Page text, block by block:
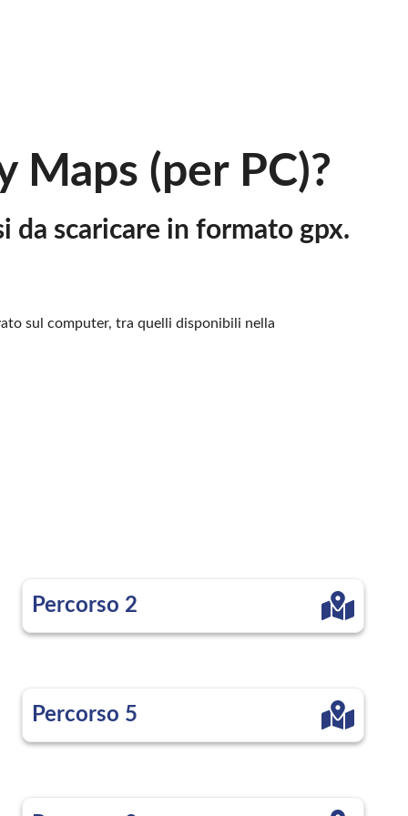
(per PC)?
da scaricare in formato gpx.
sul computer, tra quelli disponibili nella
Percorso 2
Percorso 5